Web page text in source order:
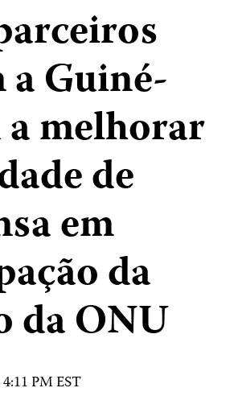
Guiné-
a melhorar
de
em
da
da ONU
PM EST